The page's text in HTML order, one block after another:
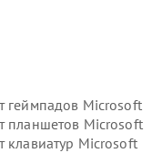
геймпадов Microsoft
планшетов Microsoft
клавиатур Microsoft